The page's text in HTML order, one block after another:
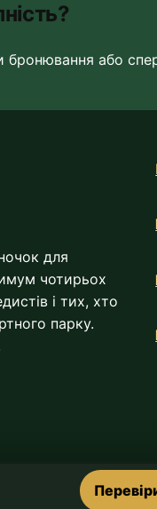
бронювання або
для
чотирьох
і тих, хто
парку.